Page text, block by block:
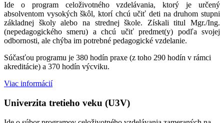
Ide o program celoživotného vzdelávania, ktorý je určený
absolventom vysokých škôl, ktorí chcú učiť deti na druhom stupni
základnej školy alebo na strednej škole. Získali titul Mgr./Ing.
(nepedagogického smeru) a chcú učiť predmet(y) podľa svojej
odbornosti, ale chýba im potrebné pedagogické vzdelanie.
Súčasťou programu je 380 hodín praxe (z toho 290 hodín v rámci
akreditácie) a 370 hodín výcviku.
Viac informácií
Univerzita tretieho veku (U3V)